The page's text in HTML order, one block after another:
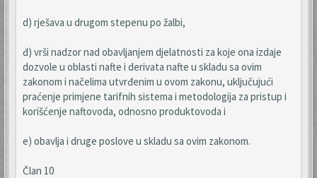
d) rješava u drugom stepenu po žalbi,
đ) vrši nadzor nad obavljanjem djelatnosti za koje ona izdaje
dozvole u oblasti nafte i derivata nafte u skladu sa ovim
zakonom i načelima utvrđenim u ovom zakonu, uključujući
praćenje primjene tarifnih sistema i metodologija za pristup i
korišćenje naftovoda, odnosno produktovoda i
e) obavlja i druge poslove u skladu sa ovim zakonom.
Član 10